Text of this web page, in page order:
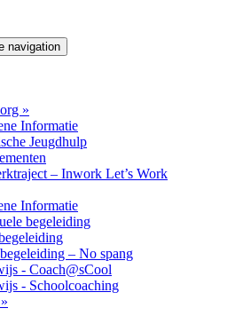
navigation
»
Informatie
Jeugdhulp
– Inwork Let’s Work
Informatie
begeleiding
– No spang
- Coach@sCool
- Schoolcoaching
»